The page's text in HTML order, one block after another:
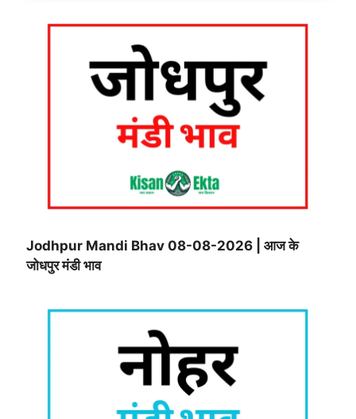
Jodhpur Mandi Bhav 08-08-2026 | आज के
जोधपुर मंडी भाव